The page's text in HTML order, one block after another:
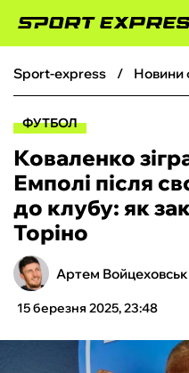
ФУТБОЛ
БОКС
ХОКЕЙ
ТЕНІС
КІБЕРСПОРТ
sport-express
ФУТБОЛ
Коваленко
Емполі після
до клубу: як
Торіно
Артем
15 березня 2025, 23:48